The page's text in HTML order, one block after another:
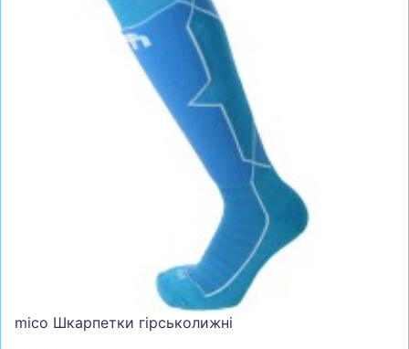
СНОУБОРДИ
ШОЛОМИ, ЗАХИСТ, ОКУЛЯРИ
ТЕНІС, БАДМІНТОН
ВОДНІ ВИДИ СПОРТУ
ТУРИЗМ
mico Шкарпетки гірськолижні